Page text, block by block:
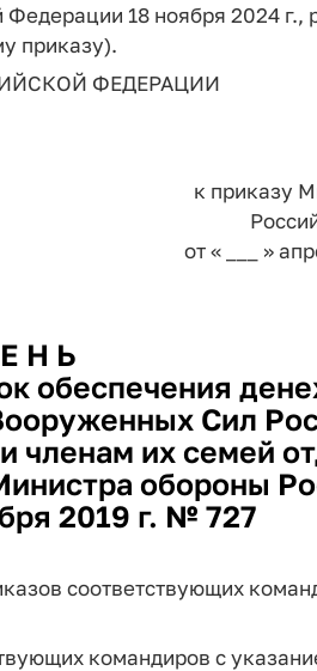
18 ноября 2024 г.,
приказу).
ФЕДЕРАЦИИ
к приказу
от « ___ »
Н Ь
обеспечения
Сил
членам их семей
обороны
2019 г. № 727
соответствующих
командиров с